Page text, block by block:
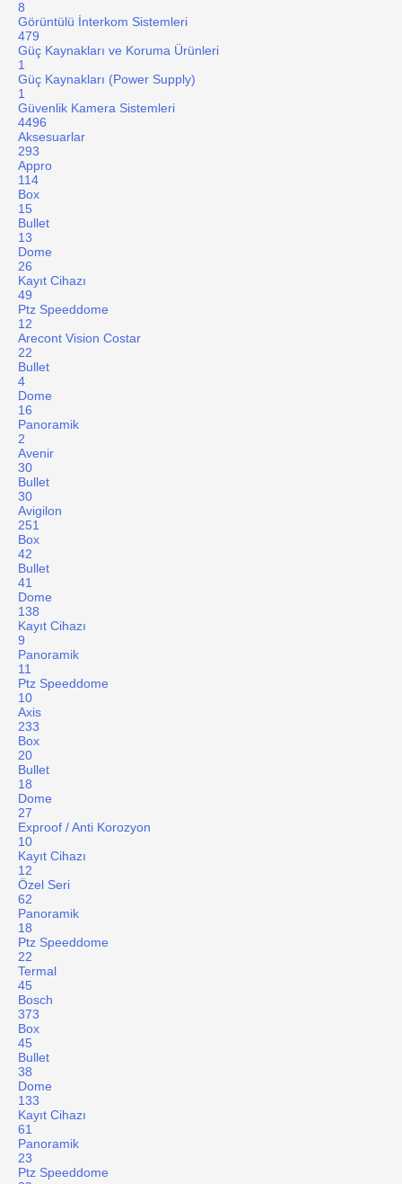
8
Görüntülü İnterkom Sistemleri
479
Güç Kaynakları ve Koruma Ürünleri
1
Güç Kaynakları (Power Supply)
1
Güvenlik Kamera Sistemleri
4496
Aksesuarlar
293
Appro
114
Box
15
Bullet
13
Dome
26
Kayıt Cihazı
49
Ptz Speeddome
12
Arecont Vision Costar
22
Bullet
4
Dome
16
Panoramik
2
Avenir
30
Bullet
30
Avigilon
251
Box
42
Bullet
41
Dome
138
Kayıt Cihazı
9
Panoramik
11
Ptz Speeddome
10
Axis
233
Box
20
Bullet
18
Dome
27
Exproof / Anti Korozyon
10
Kayıt Cihazı
12
Özel Seri
62
Panoramik
18
Ptz Speeddome
22
Termal
45
Bosch
373
Box
45
Bullet
38
Dome
133
Kayıt Cihazı
61
Panoramik
23
Ptz Speeddome